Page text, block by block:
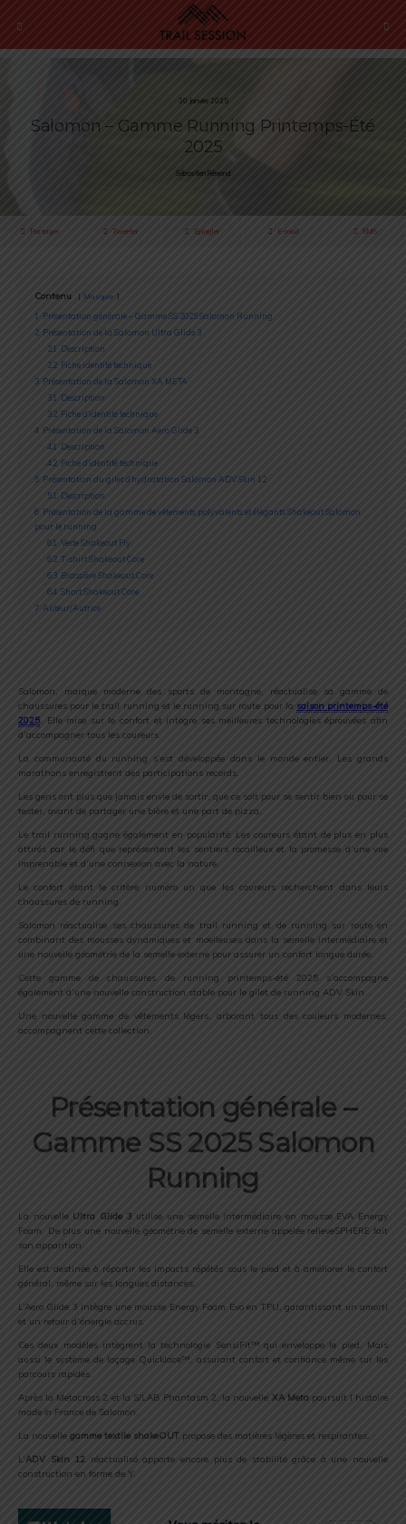
30 Janvier 2025
Salomon – Gamme Running Printemps-Été
2025
Sébastien Rémond
Partager Tweeter Épingler E-mail SMS
Contenu Masquer
1
Présentation générale – Gamme SS 2025 Salomon Running
2 Présentation de la Salomon Ultra Glide 3
2.1
Description
2.2 Fiche identité technique
3 Présentation de la Salomon XA META
3.1
Description
3.2 Fiche d’identité technique
4 Présentation de la Salomon Aero Glide 3
4.1
Description
4.2 Fiche d’identité technique
5 Présentation du gilet d’hydratation Salomon ADV Skin 12
5.1
Description
6 Présentation de la gamme de vêtements polyvalents et élégants Shakeout Salomon
pour le running
6.1 Veste Shakeout Fly
6.2 T-shirt Shakeout Core
6.3 Brassière Shakeout Core
6.4 Short Shakeout Core
7 Auteur/Autrice
Salomon, marque moderne des sports de montagne, réactualise sa gamme de
chaussures pour le trail running et le running sur route pour la saison printemps-été
2025. Elle mise sur le confort et intègre ses meilleures technologies éprouvées afin
d’accompagner tous les coureurs.
La communauté du running s’est développée dans le monde entier. Les grands
marathons enregistrent des participations records.
Les gens ont plus que jamais envie de sortir, que ce soit pour se sentir bien ou pour se
tester, avant de partager une bière et une part de pizza.
Le trail running gagne également en popularité. Les coureurs étant de plus en plus
attirés par le défi que représentent les sentiers rocailleux et la promesse d’une vue
imprenable et d’une connexion avec la nature.
Le confort étant le critère numéro un que les coureurs recherchent dans leurs
chaussures de running.
Salomon réactualise ses chaussures de trail running et de running sur route en
combinant des mousses dynamiques et moelleuses dans la semelle intermédiaire et
une nouvelle géométrie de la semelle externe pour assurer un confort longue durée.
Cette gamme de chaussures de running printemps-été 2025 s’accompagne
également d’une nouvelle construction stable pour le gilet de running ADV Skin.
Une nouvelle gamme de vêtements légers, arborant tous des couleurs modernes,
accompagnent cette collection.
Présentation générale –
Gamme SS 2025 Salomon
Running
La nouvelle Ultra Glide 3 utilise une semelle intermédiaire en mousse EVA Energy
Foam. De plus une nouvelle géométrie de semelle externe appelée relieveSPHERE fait
son apparition.
Elle est destinée à répartir les impacts répétés sous le pied et à améliorer le confort
général, même sur les longues distances.
L’Aero Glide 3 intègre une mousse Energy Foam Evo en TPU, garantissant un amorti
et un retour d’énergie accrus.
Ces deux modèles intègrent la technologie SensiFit™ qui enveloppe le pied. Mais
aussi le système de laçage Quicklace™, assurant confort et confiance même sur les
parcours rapides.
Après la Metacross 2 et la S/LAB Phantasm 2, la nouvelle XA Meta poursuit l’histoire
made in France de Salomon.
La nouvelle gamme textile shakeOUT propose des matières légères et respirantes.
L’ADV Skin 12 réactualisé apporte encore plus de stabilité grâce à une nouvelle
construction en forme de Y.